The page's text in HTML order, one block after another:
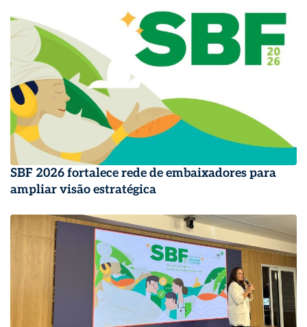
SBF 2026 fortalece rede de embaixadores para
ampliar visão estratégica